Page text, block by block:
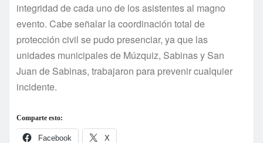
integridad de cada uno de los asistentes al magno
evento. Cabe señalar la coordinación total de
protección civil se pudo presenciar, ya que las
unidades municipales de Múzquiz, Sabinas y San
Juan de Sabinas, trabajaron para prevenir cualquier
incidente.
Comparte esto:
Facebook X